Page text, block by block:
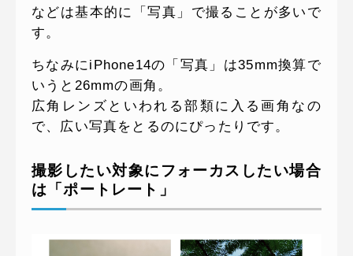
などは基本的に「写真」で撮ることが多いで
す。
ちなみにiPhone14の「写真」は35mm換算で
いうと26mmの画角。
広角レンズといわれる部類に入る画角なの
で、広い写真をとるのにぴったりです。
撮影したい対象にフォーカスしたい場合
は「ポートレート」